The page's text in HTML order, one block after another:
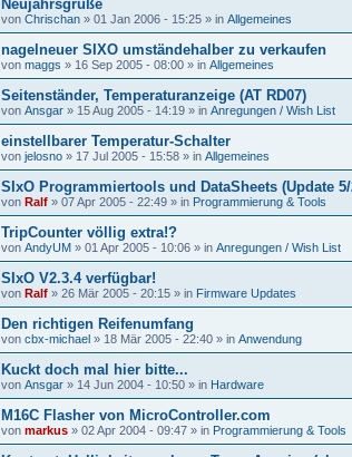
Neujahrsgrüße
von Chrischan » 01 Jan 2006 - 15:25 » in Allgemeines
nagelneuer SIXO umständehalber zu verkaufen
von maggs » 16 Sep 2005 - 08:00 » in Allgemeines
Seitenständer, Temperaturanzeige (AT RD07)
von Ansgar » 15 Aug 2005 - 14:19 » in Anregungen / Wish List
einstellbarer Temperatur-Schalter
von jelosno » 17 Jul 2005 - 15:58 » in Allgemeines
SIxO Programmiertools und DataSheets (Update 5/
von Ralf » 07 Apr 2005 - 22:49 » in Programmierung & Tools
TripCounter völlig extra!?
von AndyUM » 01 Apr 2005 - 10:06 » in Anregungen / Wish List
SIxO V2.3.4 verfügbar!
von Ralf » 26 Mär 2005 - 20:15 » in Firmware Updates
Den richtigen Reifenumfang
von cbx-michael » 18 Mär 2005 - 22:40 » in Anwendung
Kuckt doch mal hier bitte...
von Ansgar » 14 Jun 2004 - 10:50 » in Hardware
M16C Flasher von MicroController.com
von markus » 02 Apr 2004 - 09:47 » in Programmierung & Tools